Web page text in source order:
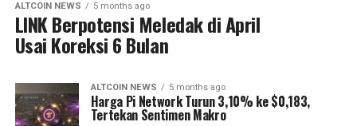
ALTCOIN NEWS 5 months ago
LINK Berpotensi Meledak di April
Usai Koreksi 6 Bulan
ALTCOIN NEWS 5 months ago
Harga Pi Network Turun 3,10% ke $0,183,
Tertekan Sentimen Makro